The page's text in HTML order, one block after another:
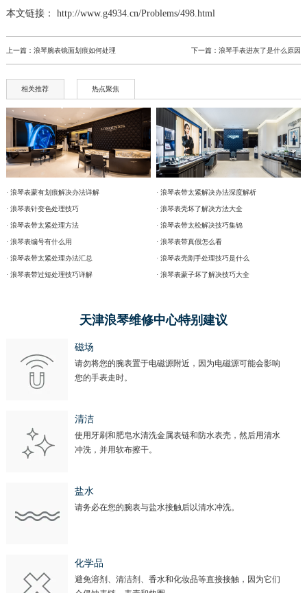
本文链接： http://www.g4934.cn/Problems/498.html
上一篇： 浪琴腕表镜面划痕如何处理 下一篇：浪琴手表进灰了是什么原因
相关推荐 热点聚焦
· 浪琴表蒙有划痕解决办法详解
· 浪琴表针变色处理技巧
· 浪琴表带太紧处理方法
· 浪琴表编号有什么用
· 浪琴表带太紧处理办法汇总
· 浪琴表带过短处理技巧详解
· 浪琴表带太紧解决办法深度解析
· 浪琴表壳坏了解决方法大全
· 浪琴表带太松解决技巧集锦
· 浪琴表带真假怎么看
· 浪琴表壳割手处理技巧是什么
· 浪琴表蒙子坏了解决技巧大全
天津浪琴维修中心特别建议
磁场
请勿将您的腕表置于电磁源附近，因为电磁源可能会影响
您的手表走时。
清洁
使用牙刷和肥皂水清洗金属表链和防水表壳，然后用清水
冲洗，并用软布擦干。
盐水
请务必在您的腕表与盐水接触后以清水冲洗。
化学品
避免溶剂、清洁剂、香水和化妆品等直接接触，因为它们